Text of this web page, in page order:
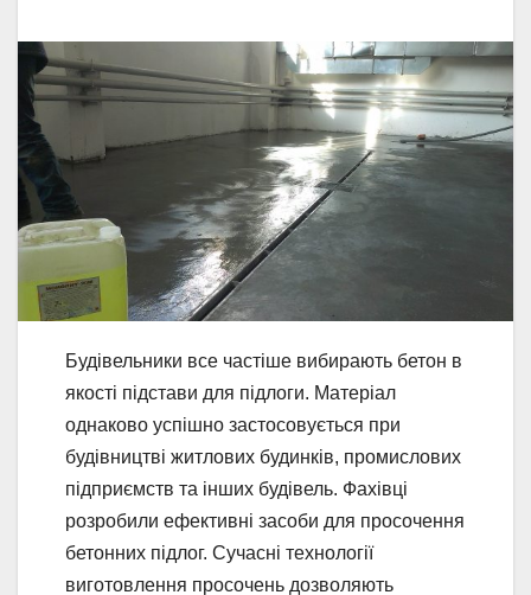
Будівельники все частіше вибирають бетон в
якості підстави для підлоги. Матеріал
однаково успішно застосовується при
будівництві житлових будинків, промислових
підприємств та інших будівель. Фахівці
розробили ефективні засоби для просочення
бетонних підлог. Сучасні технології
виготовлення просочень дозволяють